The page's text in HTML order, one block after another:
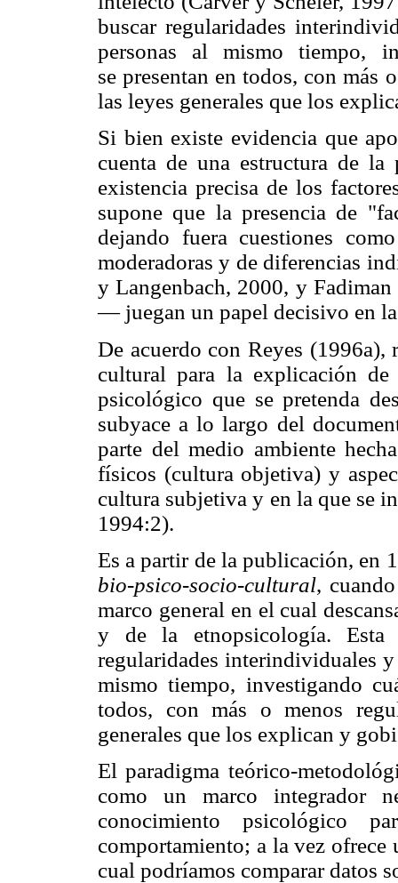
buscar regularidades
personas al mismo tiempo,
se presentan en todos, con más
las leyes generales que los
Si bien existe evidencia que
cuenta de una estructura de la
existencia precisa de los
supone que la presencia de
dejando fuera cuestiones
moderadoras y de diferencias
y Langenbach, 2000, y
— juegan un papel decisivo en
De acuerdo con Reyes
cultural para la explicación
psicológico que se pretenda
subyace a lo largo del
parte del medio ambiente
físicos (cultura objetiva) y
cultura subjetiva y en la que se
1994:2).
Es a partir de la publicación, en
bio-psico-socio-cultural,
marco general en el cual
y de la etnopsicología. Esta
regularidades interindividuales
mismo tiempo, investigando
todos, con más o menos
generales que los explican y
El paradigma teórico-
como un marco integrador
conocimiento psicológico
comportamiento; a la vez
cual podríamos comparar datos